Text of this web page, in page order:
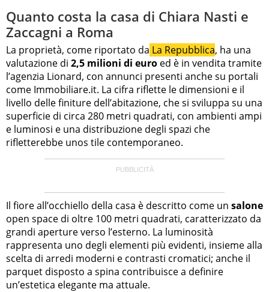
Quanto costa la casa di Chiara Nasti e
Zaccagni a Roma
La proprietà, come riportato da La Repubblica, ha una
valutazione di 2,5 milioni di euro ed è in vendita tramite
l’agenzia Lionard, con annunci presenti anche su portali
come Immobiliare.it. La cifra riflette le dimensioni e il
livello delle finiture dell’abitazione, che si sviluppa su una
superficie di circa 280 metri quadrati, con ambienti ampi
e luminosi e una distribuzione degli spazi che
rifletterebbe unos tile contemporaneo.
Il fiore all’occhiello della casa è descritto come un salone
open space di oltre 100 metri quadrati, caratterizzato da
grandi aperture verso l’esterno. La luminosità
rappresenta uno degli elementi più evidenti, insieme alla
scelta di arredi moderni e contrasti cromatici; anche il
parquet disposto a spina contribuisce a definire
un’estetica elegante ma attuale.